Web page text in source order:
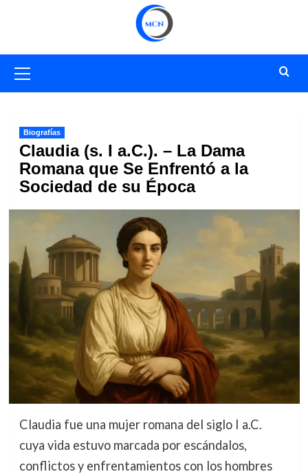
primario
Biografías
Claudia (s. I a.C.). – La Dama
Romana que Se Enfrentó a la
Sociedad de su Época
Claudia fue una mujer romana del siglo I a.C.
cuya vida estuvo marcada por escándalos,
conflictos y enfrentamientos con los hombres